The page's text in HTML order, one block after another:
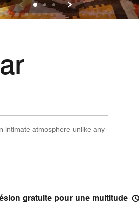
intimate atmosphere unlike any
gratuite pour une multitude